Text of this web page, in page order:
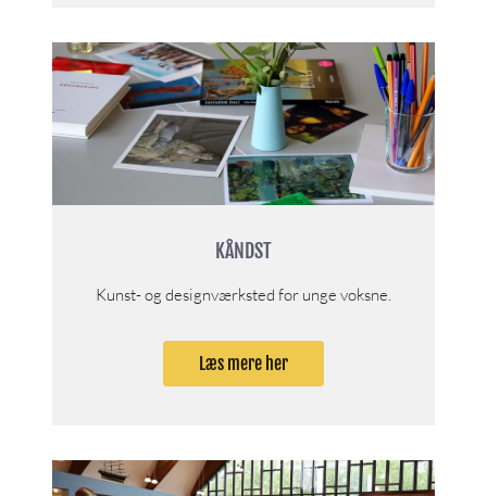
KÅNDST
Kunst- og designværksted for unge voksne.
Læs mere her